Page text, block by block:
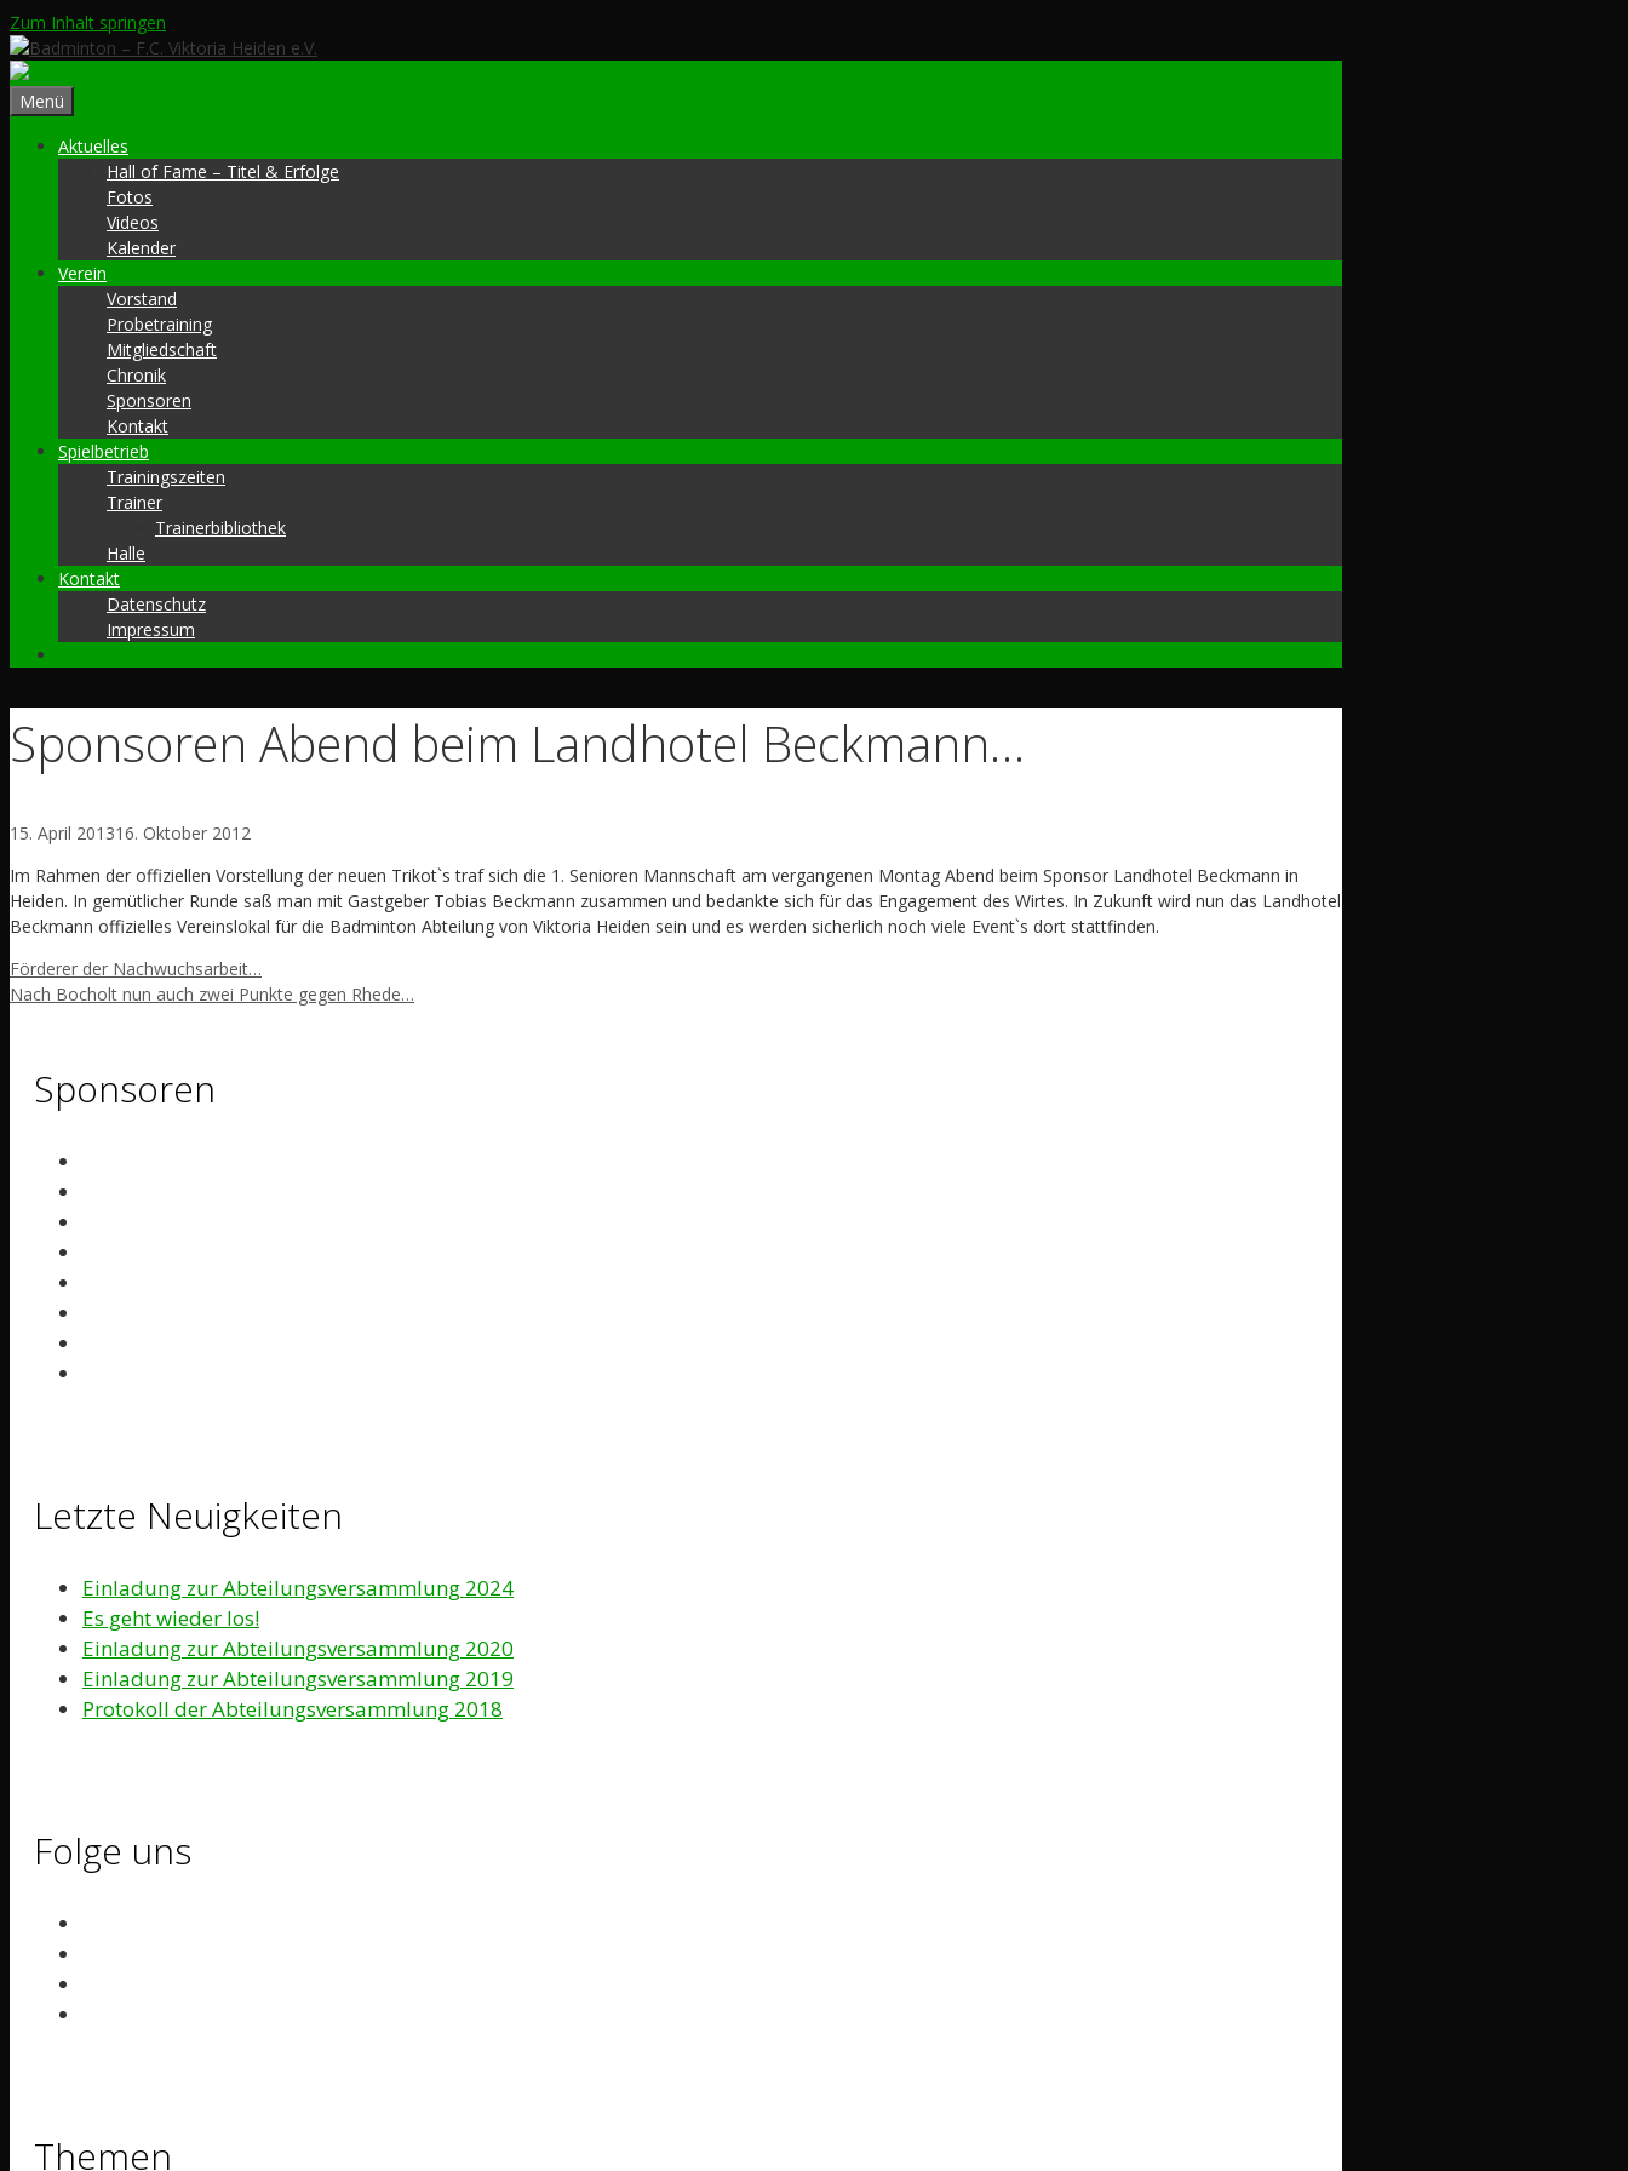
Zum Inhalt springen
Menü
Aktuelles
Hall of Fame – Titel & Erfolge
Fotos
Videos
Kalender
Verein
Vorstand
Probetraining
Mitgliedschaft
Chronik
Sponsoren
Kontakt
Spielbetrieb
Trainingszeiten
Trainer
Trainerbibliothek
Halle
Kontakt
Datenschutz
Impressum
Sponsoren Abend beim Landhotel Beckmann…
15. April 201316. Oktober 2012
Im Rahmen der offiziellen Vorstellung der neuen Trikot`s traf sich die 1. Senioren Mannschaft am vergangenen Montag Abend beim Sponsor Landhotel Beckmann in
Heiden. In gemütlicher Runde saß man mit Gastgeber Tobias Beckmann zusammen und bedankte sich für das Engagement des Wirtes. In Zukunft wird nun das Landhotel
Beckmann offizielles Vereinslokal für die Badminton Abteilung von Viktoria Heiden sein und es werden sicherlich noch viele Event`s dort stattfinden.
Förderer der Nachwuchsarbeit…
Nach Bocholt nun auch zwei Punkte gegen Rhede…
Sponsoren
Letzte Neuigkeiten
Einladung zur Abteilungsversammlung 2024
Es geht wieder los!
Einladung zur Abteilungsversammlung 2020
Einladung zur Abteilungsversammlung 2019
Protokoll der Abteilungsversammlung 2018
Folge uns
Themen